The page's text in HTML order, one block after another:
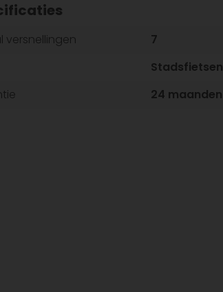
versnellingen
7
Stadsfietsen
24 maanden